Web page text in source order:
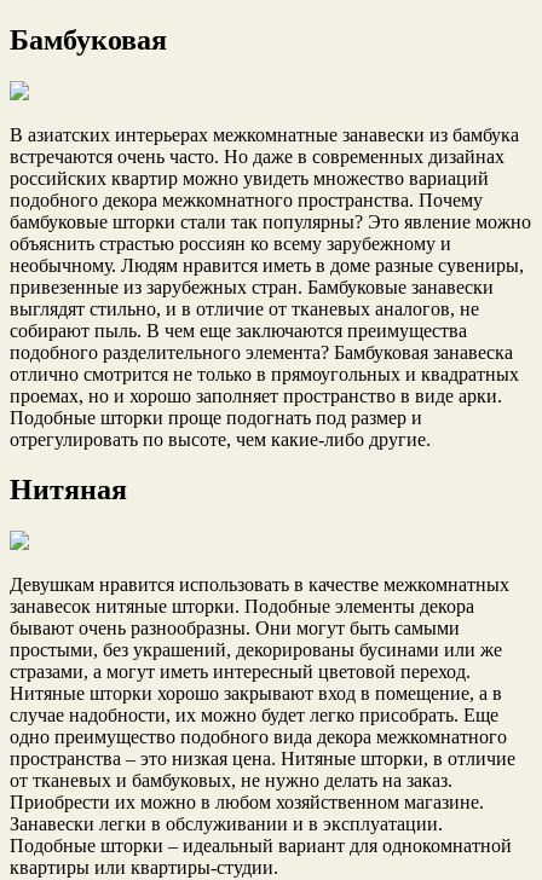
Бамбуковая
В азиатских интерьерах межкомнатные занавески из бамбука
встречаются очень часто. Но даже в современных дизайнах
российских квартир можно увидеть множество вариаций
подобного декора межкомнатного пространства. Почему
бамбуковые шторки стали так популярны? Это явление можно
объяснить страстью россиян ко всему зарубежному и
необычному. Людям нравится иметь в доме разные сувениры,
привезенные из зарубежных стран. Бамбуковые занавески
выглядят стильно, и в отличие от тканевых аналогов, не
собирают пыль. В чем еще заключаются преимущества
подобного разделительного элемента? Бамбуковая занавеска
отлично смотрится не только в прямоугольных и квадратных
проемах, но и хорошо заполняет пространство в виде арки.
Подобные шторки проще подогнать под размер и
отрегулировать по высоте, чем какие-либо другие.
Нитяная
Девушкам нравится использовать в качестве межкомнатных
занавесок нитяные шторки. Подобные элементы декора
бывают очень разнообразны. Они могут быть самыми
простыми, без украшений, декорированы бусинами или же
стразами, а могут иметь интересный цветовой переход.
Нитяные шторки хорошо закрывают вход в помещение, а в
случае надобности, их можно будет легко присобрать. Еще
одно преимущество подобного вида декора межкомнатного
пространства – это низкая цена. Нитяные шторки, в отличие
от тканевых и бамбуковых, не нужно делать на заказ.
Приобрести их можно в любом хозяйственном магазине.
Занавески легки в обслуживании и в эксплуатации.
Подобные шторки – идеальный вариант для однокомнатной
квартиры или квартиры-студии.